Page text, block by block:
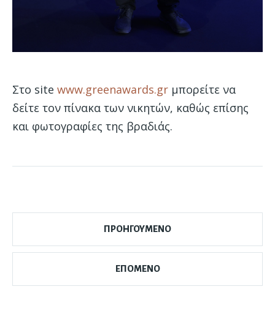
Στο site www.greenawards.gr μπορείτε να
δείτε τον πίνακα των νικητών, καθώς επίσης
και φωτογραφίες της βραδιάς.
ΠΡΟΗΓΟΥΜΕΝΟ
ΕΠΟΜΕΝΟ